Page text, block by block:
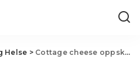
Helse > Cottage cheese oppskrift høyprotein: trenerens åtte favoritter